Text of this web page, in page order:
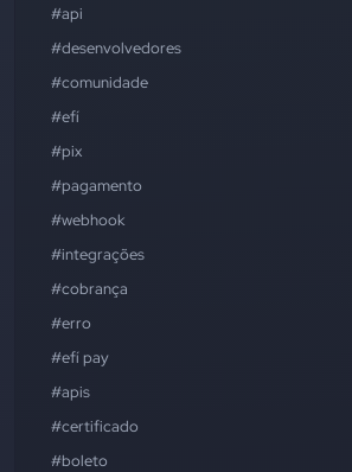
#api
#desenvolvedores
#comunidade
#efí
#pix
#pagamento
#webhook
#integrações
#cobrança
#erro
#efí pay
#apis
#certificado
#boleto